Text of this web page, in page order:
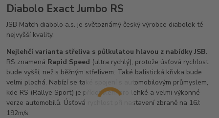
Diabolo Exact Jumbo RS
JSB Match diabolo a.s. je světoznámý český výrobce diabolek té
nejvyšší kvality.
Nejlehčí varianta střeliva s půlkulatou hlavou z nabídky JSB.
RS znamená Rapid Speed (ultra rychlý), protože úsťová rychlost
bude vyšší, než s běžným střelivem. Také balistická křivka bude
velmi plochá. Nabízí se také spojení s automobilovým průmyslem,
kde RS (Rallye Sport) je přídomkem pro lehké a velmi výkonné
verze automobilů. Úsťová rychlost při nastavení zbraně na 16J:
192m/s.